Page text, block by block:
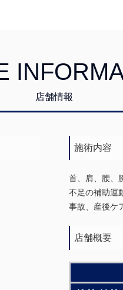
店舗情報
施術内容
首、肩、腰、
不足の補助運
事故、産後ケ
店舗概要